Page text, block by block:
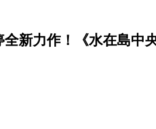
新力作！《水在島中